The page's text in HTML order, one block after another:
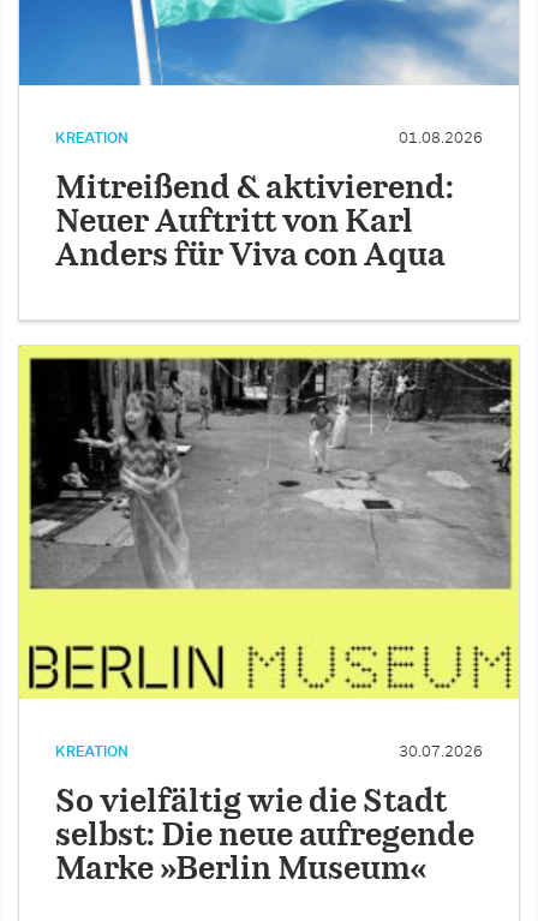
KREATION 01.08.2026
Mitreißend & aktivierend:
Neuer Auftritt von Karl
Anders für Viva con Aqua
KREATION 30.07.2026
So vielfältig wie die Stadt
selbst: Die neue aufregende
Marke »Berlin Museum«